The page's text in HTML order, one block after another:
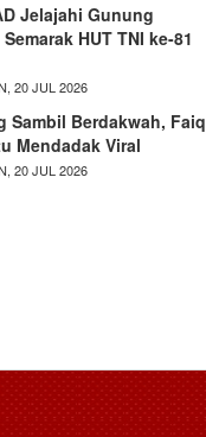
Jelajahi Gunung
HUT TNI ke-81
20 JUL 2026
Sambil Berdakwah, Faiq
Mendadak Viral
20 JUL 2026